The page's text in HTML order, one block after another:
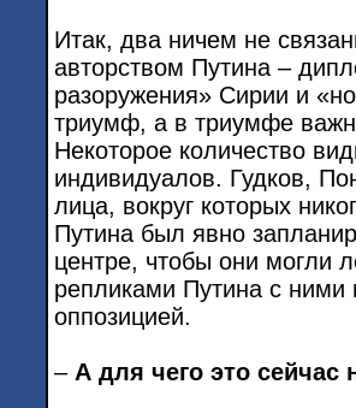
Итак, два ничем не
авторством Путина –
разоружения» Сирии и
триумф, а в триумфе
Некоторое количество
индивидуалов. Гудков,
лица, вокруг которых
Путина был явно
центре, чтобы они могли
репликами Путина с ними
оппозицией.
–А для чего это сейчас